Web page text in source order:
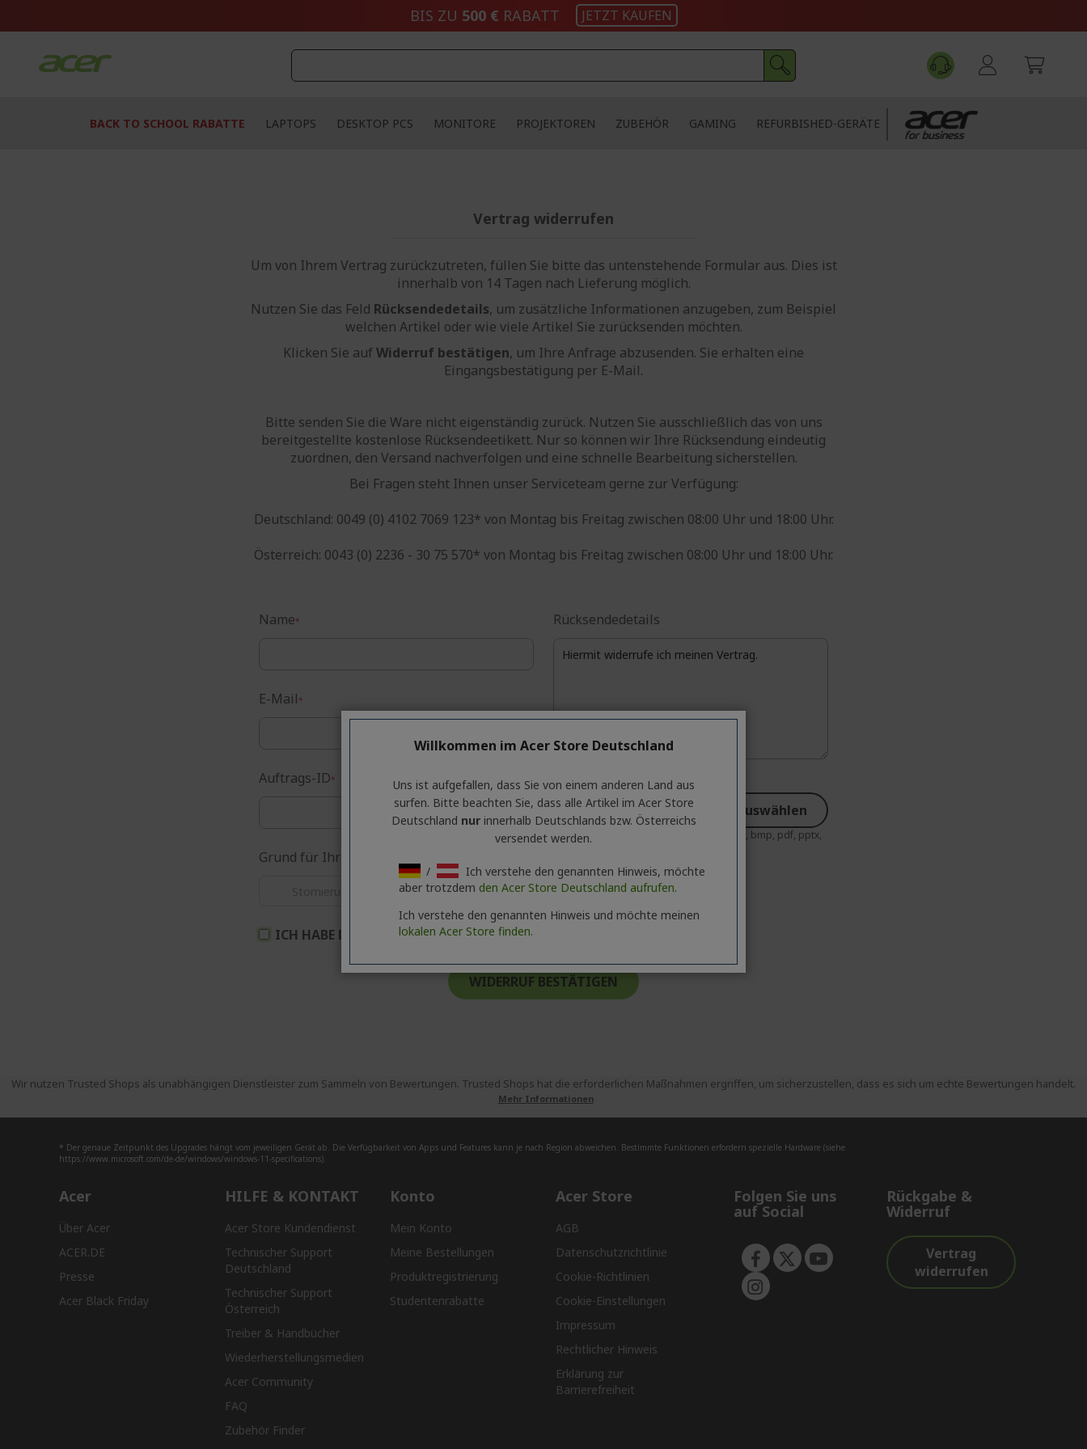
BIS ZU 500 € RABATT JETZT KAUFEN
BACK TO SCHOOL RABATTE LAPTOPS DESKTOP PCS MONITORE PROJEKTOREN ZUBEHÖR GAMING REFURBISHED-GERÄTE
Vertrag widerrufen
Um von Ihrem Vertrag zurückzutreten, füllen Sie bitte das untenstehende Formular aus. Dies ist
innerhalb von 14 Tagen nach Lieferung möglich.
Nutzen Sie das Feld Rücksendedetails, um zusätzliche Informationen anzugeben, zum Beispiel
welchen Artikel oder wie viele Artikel Sie zurücksenden möchten.
Klicken Sie aufWiderruf bestätigen, um Ihre Anfrage abzusenden. Sie erhalten eine
Eingangsbestätigung per E-Mail.
Bitte senden Sie die Ware nicht eigenständig zurück. Nutzen Sie ausschließlich das von uns
bereitgestellte kostenlose Rücksendeetikett. Nur so können wir Ihre Rücksendung eindeutig
zuordnen, den Versand nachverfolgen und eine schnelle Bearbeitung sicherstellen.
Bei Fragen steht Ihnen unser Serviceteam gerne zur Verfügung:
Deutschland: 0049 (0) 4102 7069 123* von Montag bis Freitag zwischen 08:00 Uhr und 18:00 Uhr.
Österreich: 0043 (0) 2236 - 30 75 570* von Montag bis Freitag zwischen 08:00 Uhr und 18:00 Uhr.
Name
E-Mail
Auftrags-ID
Grund für Ihre Anfrage
Rücksendedetails
Datei auswählen
Erlaubte(r) Dateityp(en): jpg, jpeg, gif, png, bmp, pdf, pptx,
ICH HABE DIE DATENSCHUTZBESTIMMUNGEN
WIDERRUF BESTÄTIGEN
Wir nutzen Trusted Shops als unabhängigen Dienstleister zum Sammeln von Bewertungen. Trusted Shops hat die erforderlichen Maßnahmen ergriffen, um sicherzustellen, dass es sich um echte Bewertungen handelt.
Mehr Informationen
* Der genaue Zeitpunkt des Upgrades hängt vom jeweiligen Gerät ab. Die Verfügbarkeit von Apps und Features kann je nach Region abweichen. Bestimmte Funktionen erfordern spezielle Hardware (siehe
https://www.microsoft.com/de-de/windows/windows-11-specifications).
Acer
Über Acer
ACER.DE
Presse
Acer Black Friday
HILFE & KONTAKT
Acer Store Kundendienst
Technischer Support
Deutschland
Technischer Support
Österreich
Treiber & Handbücher
Wiederherstellungsmedien
Acer Community
FAQ
Zubehör Finder
Konto
Mein Konto
Meine Bestellungen
Produktregistrierung
Studentenrabatte
Acer Store
AGB
Datenschutzrichtlinie
Cookie-Richtlinien
Cookie-Einstellungen
Impressum
Rechtlicher Hinweis
Erklärung zur
Barrierefreiheit
Folgen Sie uns
auf Social
Rückgabe &
Widerruf
Vertrag
widerrufen
Willkommen im Acer Store Deutschland
Uns ist aufgefallen, dass Sie von einem anderen Land aus
surfen. Bitte beachten Sie, dass alle Artikel im Acer Store
Deutschland nurinnerhalb Deutschlands bzw. Österreichs
versendet werden.
/
Ich verstehe den genannten Hinweis, möchte
aber trotzdem den Acer Store Deutschland aufrufen.
Ich verstehe den genannten Hinweis und möchte meinen
lokalen Acer Store finden.